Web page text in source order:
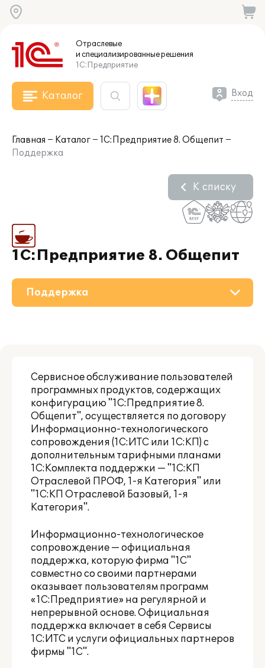
Отраслевые
и специализированныерешения
1С:Предприятие
Каталог Вход
Главная Каталог
1С:Предприятие 8. Общепит
Поддержка
1С:Предприятие 8. Общепит
К списку
Дополнения
Поддержка
Материалы
Партнерам
Сервисное обслуживание пользователей
программных продуктов, содержащих
конфигурацию "1С:Предприятие 8.
Общепит", осуществляется по договору
Информационно-технологического
сопровождения (1С:ИТС или 1С:КП) с
дополнительным тарифными планами
1С:Комплекта поддержки — "1С:КП
Отраслевой ПРОФ, 1-я Категория" или
"1С:КП Отраслевой Базовый, 1-я
Категория".
Информационно-технологическое
сопровождение — официальная
поддержка, которую фирма "1С"
совместно со своими партнерами
оказывает пользователям программ
«1С:Предприятие» на регулярной и
непрерывной основе. Официальная
поддержка включает в себя Сервисы
1С:ИТС и услуги официальных партнеров
фирмы "1С".